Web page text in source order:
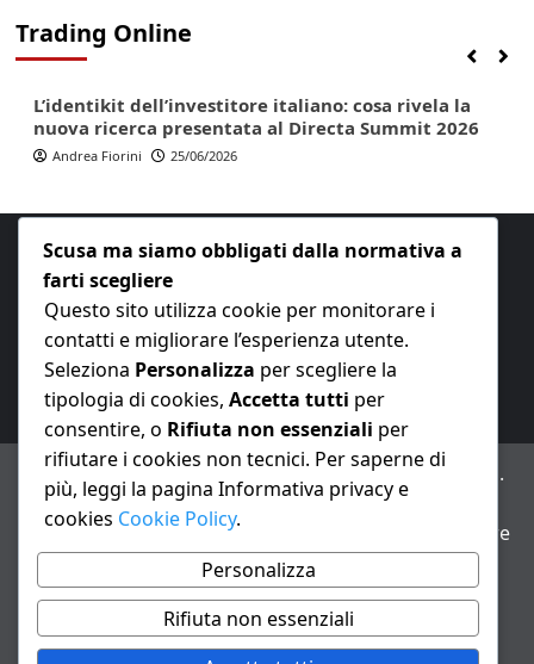
Trading Online
L’identikit dell’investitore italiano: cosa rivela la
nuova ricerca presentata al Directa Summit 2026
Andrea Fiorini 25/06/2026
E-mail:redazione@nuovaeconomia.it
ANNO XXIII – Testata giornalistica reg. Trib. Milano n.
487 del 20/9/2002 – Dir. resp. Andrea Fiorini
Avviso IA: alcuni articoli di questo sito possono essere
realizzati con il supporto di sistemi di intelligenza
artificiale con supervisione e verifica di un redattore
Informativa privacy e cookie
Scusa ma siamo obbligati dalla normativa a
farti scegliere
Questo sito utilizza cookie per monitorare i
contatti e migliorare l’esperienza utente.
Seleziona Personalizza per scegliere la
tipologia di cookies, Accetta tutti per
consentire, o Rifiuta non essenziali per
rifiutare i cookies non tecnici. Per saperne di
più, leggi la pagina Informativa privacy e
cookies Cookie Policy.
Personalizza
Rifiuta non essenziali